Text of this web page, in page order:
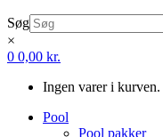
Søg
×
0 0,00 kr.
Ingen varer i kurven.
Pool
Pool pakker